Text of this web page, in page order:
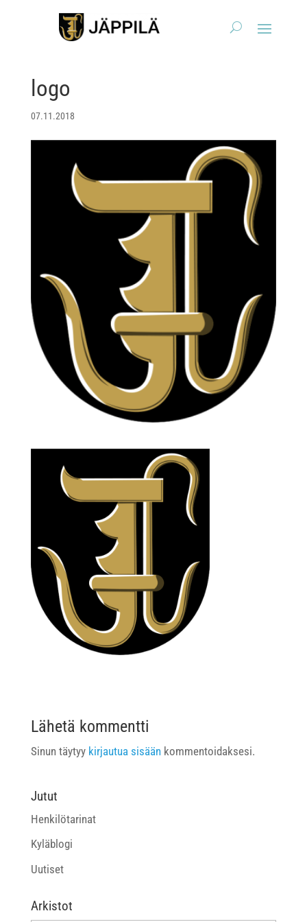
logo
07.11.2018
Lähetä kommentti
Sinun täytyy kirjautua sisäänkommentoidaksesi.
Jutut
Henkilötarinat
Kyläblogi
Uutiset
Arkistot